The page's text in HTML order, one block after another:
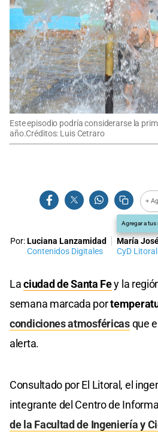
Este episodio podría considerarse la
año.Créditos: Luis Cetraro
+
Agregar a
Por:Luciana Lanzamidad
Contenidos Digitales
María
CyD
Laciudad de Santa Fey la
semana marcada por
condiciones atmosféricasque
alerta.
Consultado por El Litoral, el
integrante del Centro de
de la Facultad de Ingeniería y